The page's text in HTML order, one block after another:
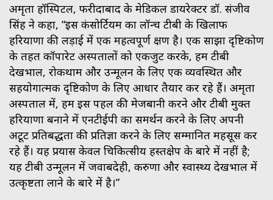
अमृता हॉस्पिटल, फरीदाबाद के मेडिकल डायरेक्टर डॉ. संजीव
सिंह ने कहा, “इस कंसोर्टियम का लॉन्च टीबी के खिलाफ
हरियाणा की लड़ाई में एक महत्वपूर्ण क्षण है। एक साझा दृष्टिकोण
के तहत कॉर्पोरेट अस्पतालों को एकजुट करके, हम टीबी
देखभाल, रोकथाम और उन्मूलन के लिए एक व्यवस्थित और
सहयोगात्मक दृष्टिकोण के लिए आधार तैयार कर रहे हैं। अमृता
अस्पताल में, हम इस पहल की मेजबानी करने और टीबी मुक्त
हरियाणा बनाने में एनटीईपी का समर्थन करने के लिए अपनी
अटूट प्रतिबद्धता की प्रतिज्ञा करने के लिए सम्मानित महसूस कर
रहे हैं। यह प्रयास केवल चिकित्सीय हस्तक्षेप के बारे में नहीं है;
यह टीबी उन्मूलन में जवाबदेही, करुणा और स्वास्थ्य देखभाल में
उत्कृष्टता लाने के बारे में है।”